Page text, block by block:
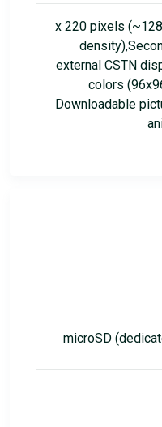
176 x 220 pixels
external CSTN
colors
Downloadable
microSD